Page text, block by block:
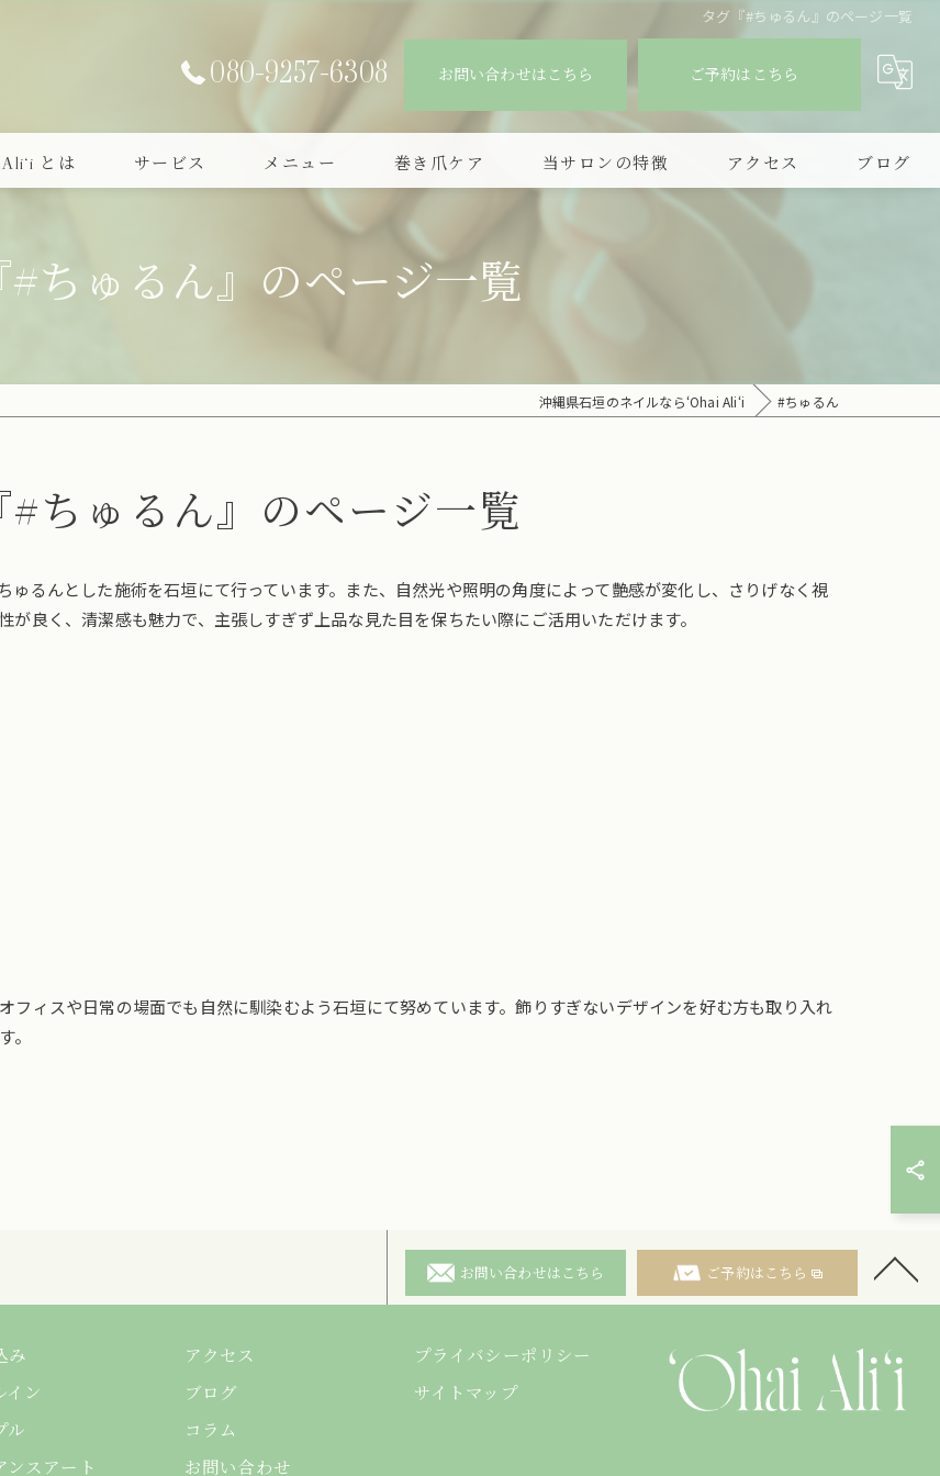
タグ『#ちゅるん』のページ一覧
080-9257-6308 お問い合わせはこちら ご予約はこちら
とは サービス メニュー 巻き爪ケア 当サロンの特徴
シンプル
アクセス ブログ
#ちゅるん』のページ一覧
沖縄県石垣のネイルなら‘Ohai Ali‘i #ちゅるん
#ちゅるん』のページ一覧
るんとした施術を石垣にて行っています。また、自然光や照明の角度によって艶感が変化し、さりげなく視
良く、清潔感も魅力で、主張しすぎず上品な見た目を保ちたい際にご活用いただけます。
フィスや日常の場面でも自然に馴染むよう石垣にて努めています。飾りすぎないデザインを好む方も取り入れ
。
お問い合わせはこちら ご予約はこちら
み
イン
ル
ンスアート
アクセス
ブログ
コラム
お問い合わせ
プライバシーポリシー
サイトマップ